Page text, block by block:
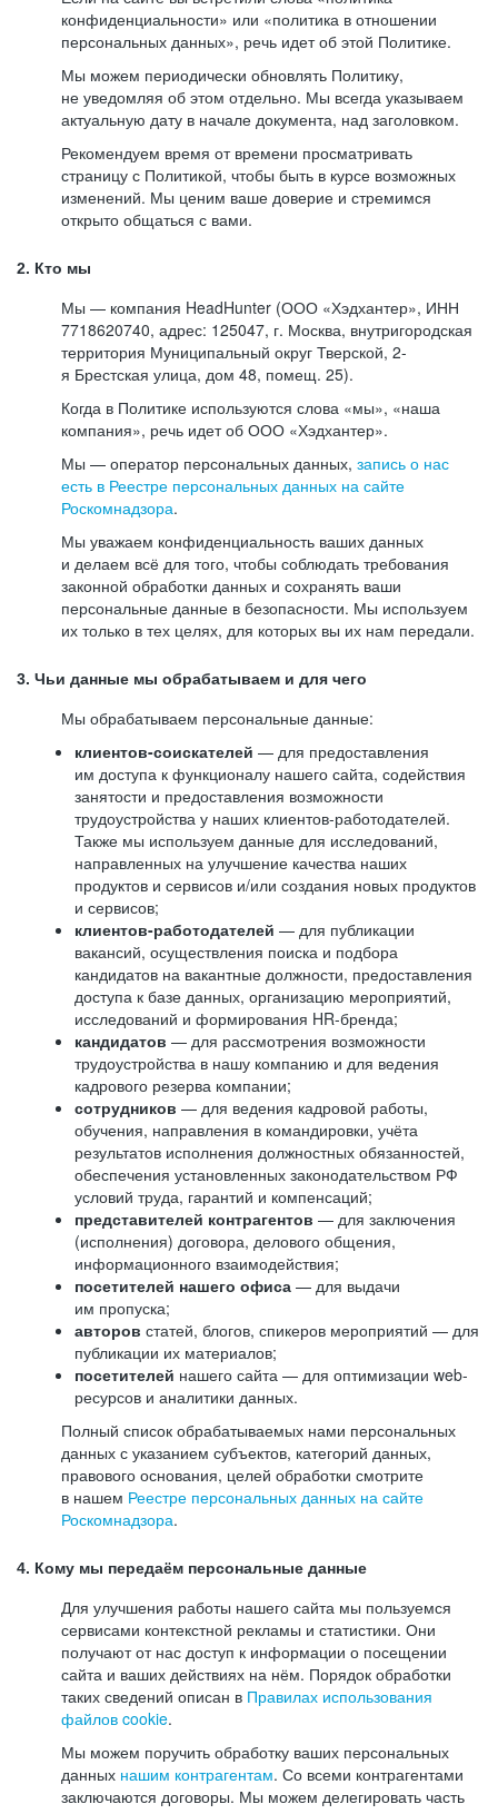
конфиденциальности» или «политика в отношении
персональных данных», речь идет об этой Политике.
Мы можем периодически обновлять Политику,
не уведомляя об этом отдельно. Мы всегда указываем
актуальную дату в начале документа, над заголовком.
Рекомендуем время от времени просматривать
страницу с Политикой, чтобы быть в курсе возможных
изменений. Мы ценим ваше доверие и стремимся
открыто общаться с вами.
2. Кто мы
Мы — компания HeadHunter (ООО «Хэдхантер», ИНН
7718620740, адрес: 125047, г. Москва, внутригородская
территория Муниципальный округ Тверской, 2-
я Брестская улица, дом 48, помещ. 25).
Когда в Политике используются слова «мы», «наша
компания», речь идет об ООО «Хэдхантер».
Мы — оператор персональных данных, запись о нас
есть в Реестре персональных данных на сайте
Роскомнадзора.
Мы уважаем конфиденциальность ваших данных
и делаем всё для того, чтобы соблюдать требования
законной обработки данных и сохранять ваши
персональные данные в безопасности. Мы используем
их только в тех целях, для которых вы их нам передали.
3. Чьи данные мы обрабатываем и для чего
Мы обрабатываем персональные данные:
клиентов-соискателей — для предоставления
им доступа к функционалу нашего сайта, содействия
занятости и предоставления возможности
трудоустройства у наших клиентов-работодателей.
Также мы используем данные для исследований,
направленных на улучшение качества наших
продуктов и сервисов и/или создания новых продуктов
и сервисов;
клиентов-работодателей — для публикации
вакансий, осуществления поиска и подбора
кандидатов на вакантные должности, предоставления
доступа к базе данных, организацию мероприятий,
исследований и формирования HR-бренда;
кандидатов — для рассмотрения возможности
трудоустройства в нашу компанию и для ведения
кадрового резерва компании;
сотрудников — для ведения кадровой работы,
обучения, направления в командировки, учёта
результатов исполнения должностных обязанностей,
обеспечения установленных законодательством РФ
условий труда, гарантий и компенсаций;
представителей контрагентов — для заключения
(исполнения) договора, делового общения,
информационного взаимодействия;
посетителей нашего офиса — для выдачи
им пропуска;
авторов статей, блогов, спикеров мероприятий — для
публикации их материалов;
посетителей нашего сайта — для оптимизации web-
ресурсов и аналитики данных.
Полный список обрабатываемых нами персональных
данных с указанием субъектов, категорий данных,
правового основания, целей обработки смотрите
в нашем Реестре персональных данных на сайте
Роскомнадзора.
4. Кому мы передаём персональные данные
Для улучшения работы нашего сайта мы пользуемся
сервисами контекстной рекламы и статистики. Они
получают от нас доступ к информации о посещении
сайта и ваших действиях на нём. Порядок обработки
таких сведений описан в Правилах использования
файлов cookie.
Мы можем поручить обработку ваших персональных
данных нашим контрагентам. Со всеми контрагентами
заключаются договоры. Мы можем делегировать часть